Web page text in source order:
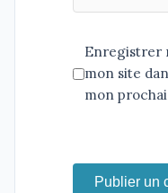
Enregistrer
mon site
mon
Publier un